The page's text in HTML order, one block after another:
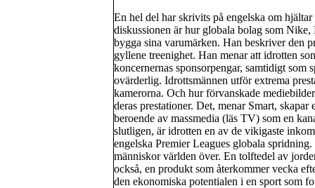
En hel del har skrivits på engelska om
diskussionen är hur globala bolag som
bygga sina varumärken. Han beskriver den
gyllene treenighet. Han menar att idrotten
koncernernas sponsorpengar, samtidigt som
ovärderlig. Idrottsmännen utför extrema
kamerorna. Och hur förvanskade
deras prestationer. Det, menar Smart,
beroende av massmedia (läs TV) som en
slutligen, är idrotten en av de vikigaste
engelska Premier Leagues globala
människor världen över. En tolftedel av
också, en produkt som återkommer vecka
den ekonomiska potentialen i en sport som